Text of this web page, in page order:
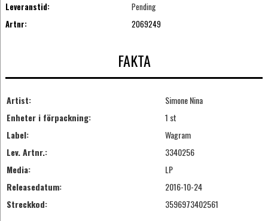
Leveranstid:
Pending
Artnr:
2069249
FAKTA
Artist:
Simone Nina
Enheter i förpackning:
1 st
Label:
Wagram
Lev. Artnr.:
3340256
Media:
LP
Releasedatum:
2016-10-24
Streckkod:
3596973402561